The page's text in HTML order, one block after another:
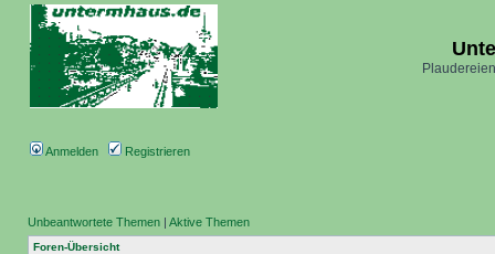
Anmelden Registrieren
Unbeantwortete Themen | Aktive Themen
Foren-Übersicht